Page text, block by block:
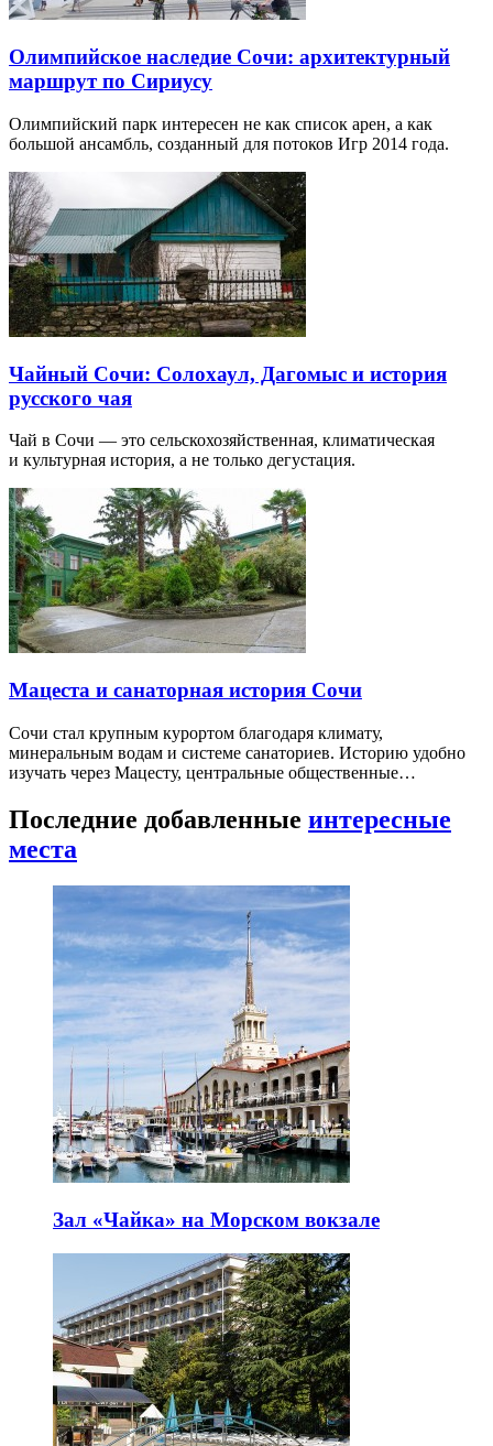
Олимпийское наследие Сочи: архитектурный
маршрут по Сириусу
Олимпийский парк интересен не как список арен, а как
большой ансамбль, созданный для потоков Игр 2014 года.
Чайный Сочи: Солохаул, Дагомыс и история
русского чая
Чай в Сочи — это сельскохозяйственная, климатическая
и культурная история, а не только дегустация.
Мацеста и санаторная история Сочи
Сочи стал крупным курортом благодаря климату,
минеральным водам и системе санаториев. Историю удобно
изучать через Мацесту, центральные общественные…
Последние добавленные интересные
места
Зал «Чайка» на Морском вокзале